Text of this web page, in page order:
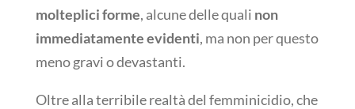
molteplici forme, alcune delle quali non
immediatamente evidenti, ma non per questo
meno gravi o devastanti.
Oltre alla terribile realtà del femminicidio, che